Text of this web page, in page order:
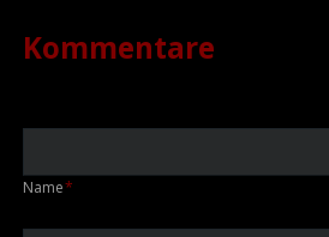
Kommentare
Pflichtfeld
Name*